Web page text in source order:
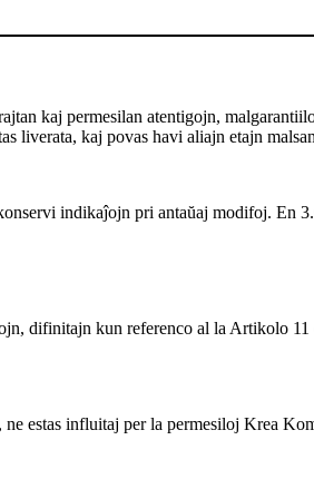
kaj permesilan atentigojn,
liverata, kaj povas havi aliajn etajn
indikaĵojn pri antaŭaj modifoj. En
difinitajn kun referenco al la Artikolo
estas influitaj per la permesiloj Krea